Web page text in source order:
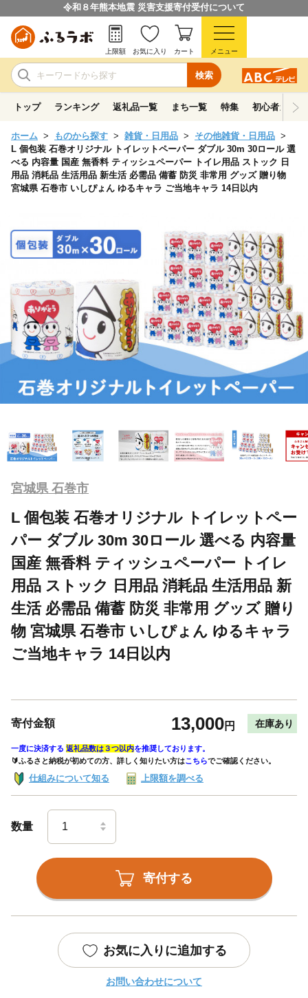
令和８年熊本地震 災害支援寄付受付について
検索
上限額 お気に入り カート メニュー
トップ ランキング 返礼品一覧 まち一覧 特集 初心者ガイド
ホーム ものから探す 雑貨・日用品
その他雑貨・日用品
L 個包装 石巻オリジナル トイレットペーパー ダブル 30m 30ロール 選
べる 内容量 国産 無香料 ティッシュペーパー トイレ用品 ストック 日
用品 消耗品 生活用品 新生活 必需品 備蓄 防災 非常用 グッズ 贈り物
宮城県 石巻市 いしぴょん ゆるキャラ ご当地キャラ 14日以内
宮城県 石巻市
L 個包装 石巻オリジナル トイレットペー
パー ダブル 30m 30ロール 選べる 内容量
国産 無香料 ティッシュペーパー トイレ
用品 ストック 日用品 消耗品 生活用品 新
生活 必需品 備蓄 防災 非常用 グッズ 贈り
物 宮城県 石巻市 いしぴょん ゆるキャラ
ご当地キャラ 14日以内
寄付金額 13,000円 在庫あり
一度に決済する 返礼品数は３つ以内を推奨しております。
🔰ふるさと納税が初めての方、詳しく知りたい方はこちらでご確認ください。
仕組みについて知る 上限額を調べる
数量
寄付する
お気に入りに追加する
お問い合わせについて